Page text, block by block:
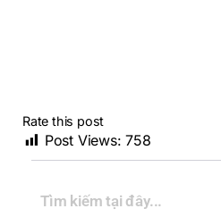
Rate this post
Post Views: 758